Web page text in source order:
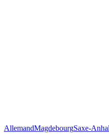
AllemandMagdebourgSaxe-